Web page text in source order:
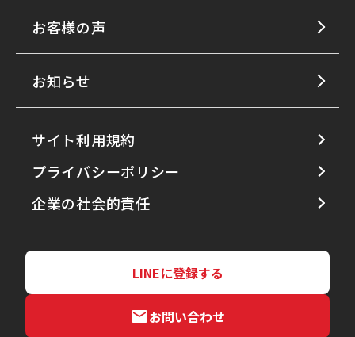
LINEに登録する
お問い合わせ
お客様の声
お知らせ
サイト利用規約
プライバシーポリシー
企業の社会的責任